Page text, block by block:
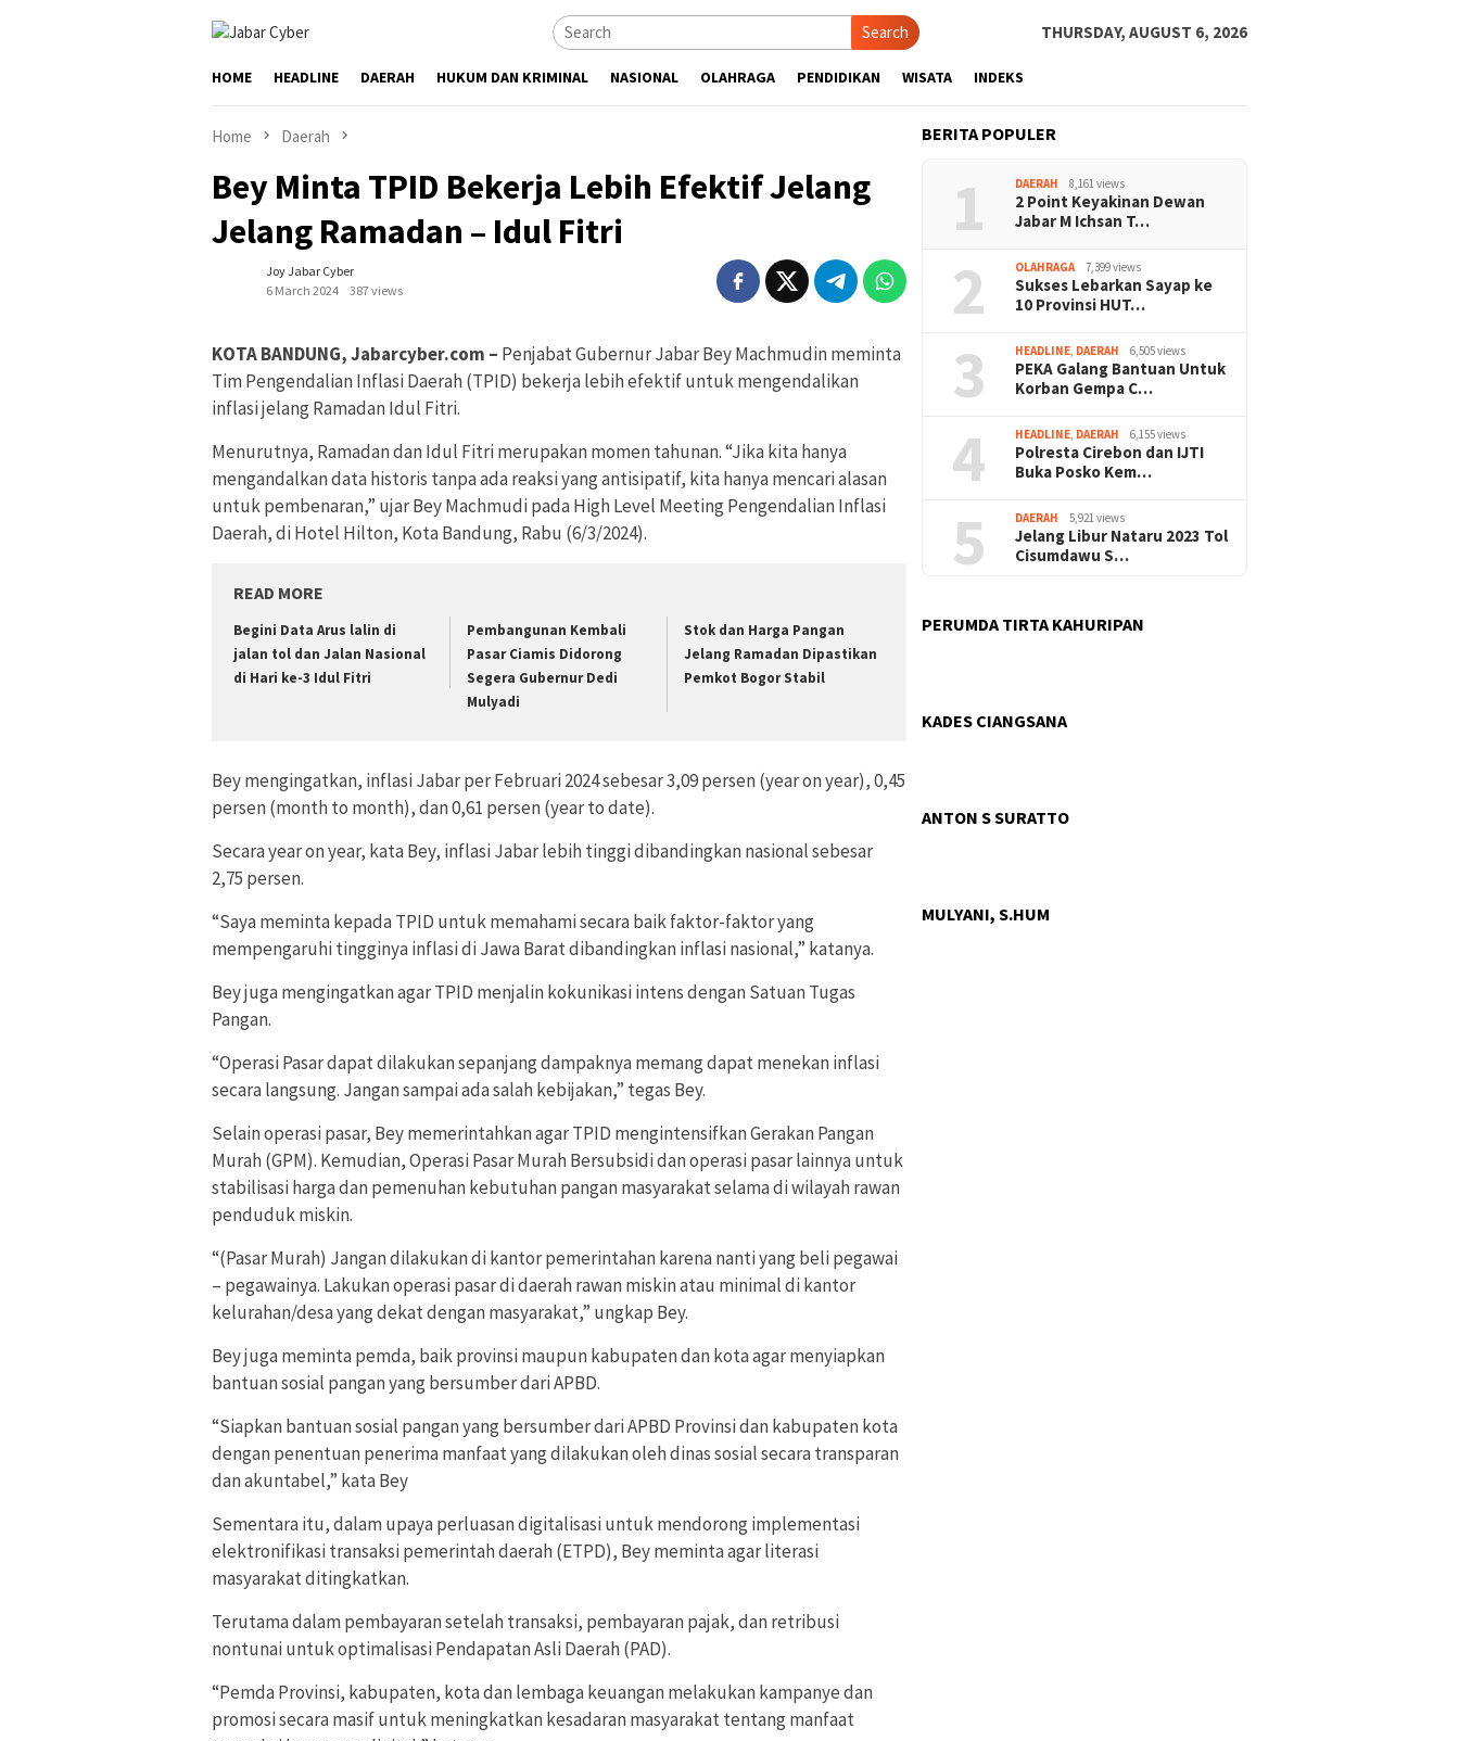
Search THURSDAY, AUGUST 6, 2026
HOME HEADLINE DAERAH HUKUM DAN KRIMINAL NASIONAL OLAHRAGA PENDIDIKAN WISATA INDEKS
Home Daerah
Bey Minta TPID Bekerja Lebih Efektif Jelang
Jelang Ramadan – Idul Fitri
Joy Jabar Cyber
6 March 2024
387 views
KOTA BANDUNG, Jabarcyber.com – Penjabat Gubernur Jabar Bey Machmudin meminta
Tim Pengendalian Inflasi Daerah (TPID) bekerja lebih efektif untuk mengendalikan
inflasi jelang Ramadan Idul Fitri.
Menurutnya, Ramadan dan Idul Fitri merupakan momen tahunan. “Jika kita hanya
mengandalkan data historis tanpa ada reaksi yang antisipatif, kita hanya mencari alasan
untuk pembenaran,” ujar Bey Machmudi pada High Level Meeting Pengendalian Inflasi
Daerah, di Hotel Hilton, Kota Bandung, Rabu (6/3/2024).
READ MORE
Begini Data Arus lalin di
jalan tol dan Jalan Nasional
di Hari ke-3 Idul Fitri
Pembangunan Kembali
Pasar Ciamis Didorong
Segera Gubernur Dedi
Mulyadi
Stok dan Harga Pangan
Jelang Ramadan Dipastikan
Pemkot Bogor Stabil
Bey mengingatkan, inflasi Jabar per Februari 2024 sebesar 3,09 persen (year on year), 0,45
persen (month to month), dan 0,61 persen (year to date).
Secara year on year, kata Bey, inflasi Jabar lebih tinggi dibandingkan nasional sebesar
2,75 persen.
“Saya meminta kepada TPID untuk memahami secara baik faktor-faktor yang
mempengaruhi tingginya inflasi di Jawa Barat dibandingkan inflasi nasional,” katanya.
Bey juga mengingatkan agar TPID menjalin kokunikasi intens dengan Satuan Tugas
Pangan.
“Operasi Pasar dapat dilakukan sepanjang dampaknya memang dapat menekan inflasi
secara langsung. Jangan sampai ada salah kebijakan,” tegas Bey.
Selain operasi pasar, Bey memerintahkan agar TPID mengintensifkan Gerakan Pangan
Murah (GPM). Kemudian, Operasi Pasar Murah Bersubsidi dan operasi pasar lainnya untuk
stabilisasi harga dan pemenuhan kebutuhan pangan masyarakat selama di wilayah rawan
penduduk miskin.
“(Pasar Murah) Jangan dilakukan di kantor pemerintahan karena nanti yang beli pegawai
– pegawainya. Lakukan operasi pasar di daerah rawan miskin atau minimal di kantor
kelurahan/desa yang dekat dengan masyarakat,” ungkap Bey.
Bey juga meminta pemda, baik provinsi maupun kabupaten dan kota agar menyiapkan
bantuan sosial pangan yang bersumber dari APBD.
“Siapkan bantuan sosial pangan yang bersumber dari APBD Provinsi dan kabupaten kota
dengan penentuan penerima manfaat yang dilakukan oleh dinas sosial secara transparan
dan akuntabel,” kata Bey
Sementara itu, dalam upaya perluasan digitalisasi untuk mendorong implementasi
elektronifikasi transaksi pemerintah daerah (ETPD), Bey meminta agar literasi
masyarakat ditingkatkan.
Terutama dalam pembayaran setelah transaksi, pembayaran pajak, dan retribusi
nontunai untuk optimalisasi Pendapatan Asli Daerah (PAD).
“Pemda Provinsi, kabupaten, kota dan lembaga keuangan melakukan kampanye dan
promosi secara masif untuk meningkatkan kesadaran masyarakat tentang manfaat
BERITA POPULER
1 DAERAH 8,161 views
2 Point Keyakinan Dewan
Jabar M Ichsan T…
2 OLAHRAGA 7,399 views
Sukses Lebarkan Sayap ke
10 Provinsi HUT…
3 HEADLINE, DAERAH 6,505 views
PEKA Galang Bantuan Untuk
Korban Gempa C…
4 HEADLINE, DAERAH 6,155 views
Polresta Cirebon dan IJTI
Buka Posko Kem…
5 DAERAH 5,921 views
Jelang Libur Nataru 2023 Tol
Cisumdawu S…
PERUMDA TIRTA KAHURIPAN
KADES CIANGSANA
ANTON S SURATTO
MULYANI, S.HUM